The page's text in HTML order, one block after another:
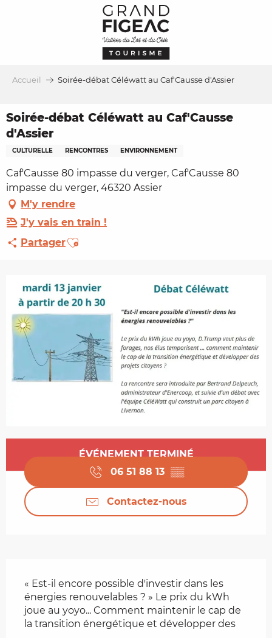
Accueil Soirée-débat Céléwatt au Caf'Causse d'Assier
Soirée-débat Céléwatt au Caf'Causse
d'Assier
CULTURELLE RENCONTRES ENVIRONNEMENT
Caf'Causse 80 impasse du verger, Caf'Causse 80
impasse du verger, 46320 Assier
M'y rendre
J'y vais en train !
PartagerAjouter aux favoris
Ouverture et coordonnées
ÉVÉNEMENT TERMINÉ
06 51 88 13 ▒▒
Contactez-nous
« Est-il encore possible d'investir dans les
énergies renouvelables ? » Le prix du kWh
joue au yoyo... Comment maintenir le cap de
la transition énergétique et développer des